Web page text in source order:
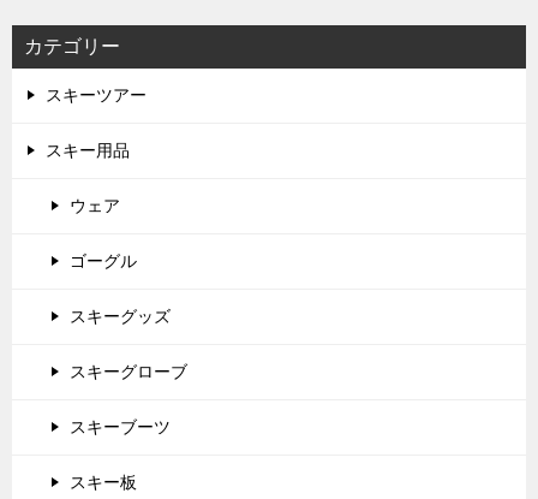
カテゴリー
スキーツアー
スキー用品
ウェア
ゴーグル
スキーグッズ
スキーグローブ
スキーブーツ
スキー板